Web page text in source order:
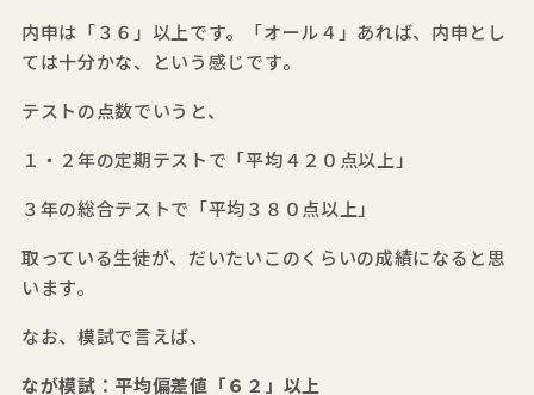
内申は「３６」以上です。「オール４」あれば、内申とし
ては十分かな、という感じです。
テストの点数でいうと、
１・２年の定期テストで「平均４２０点以上」
３年の総合テストで「平均３８０点以上」
取っている生徒が、だいたいこのくらいの成績になると思
います。
なお、模試で言えば、
なが模試：平均偏差値「６２」以上